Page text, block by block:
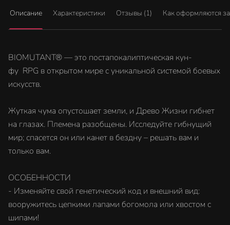
Описание Характеристики Отзывы (1) Как оформляются
BIOMUTANT® — это постапокалиптическая кун-
фу RPG в открытом мире с уникальной системой боевых
искусств.
Жуткая чума опустошает земли, и Древо Жизни гибнет
на глазах. Племена разобщены. Исследуйте гибнущий
мир; спасется он или канет в бездну – решать вам и
только вам.
ОСОБЕННОСТИ
- Изменяйте свой генетический код и внешний вид:
вооружитесь цепкими лапами богомола или хвостом с
шипами!